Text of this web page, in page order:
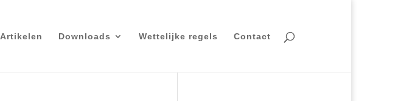
Artikelen Downloads Wettelijke regels Contact